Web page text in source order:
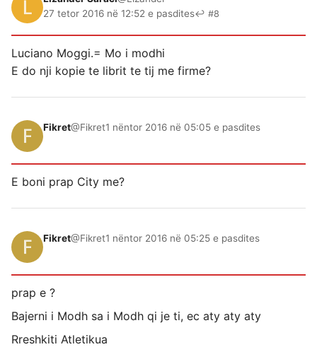
27 tetor 2016 në 12:52 e pasdites↩ #8
Luciano Moggi.= Mo i modhi
E do nji kopie te librit te tij me firme?
Fikret@Fikret1 nëntor 2016 në 05:05 e pasdites
E boni prap City me?
Fikret@Fikret1 nëntor 2016 në 05:25 e pasdites
prap e ?
Bajerni i Modh sa i Modh qi je ti, ec aty aty aty
Rreshkiti Atletikua